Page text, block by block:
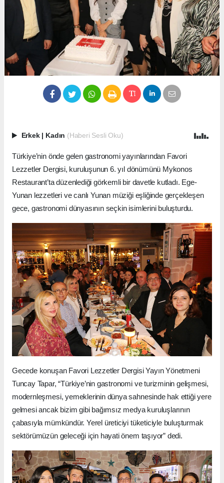
Erkek Kadın (Haberi Sesli Oku)
Türkiye’nin önde gelen gastronomi yayınlarından Favori
Lezzetler Dergisi, kuruluşunun 6. yıl dönümünü Mykonos
Restaurant’ta düzenlediği görkemli bir davetle kutladı. Ege-
Yunan lezzetleri ve canlı Yunan müziği eşliğinde gerçekleşen
gece, gastronomi dünyasının seçkin isimlerini buluşturdu.
Gecede konuşan Favori Lezzetler Dergisi Yayın Yönetmeni
Tuncay Tapar, “Türkiye’nin gastronomi ve turizminin gelişmesi,
modernleşmesi, yemeklerinin dünya sahnesinde hak ettiği yere
gelmesi ancak bizim gibi bağımsız medya kuruluşlarının
çabasıyla mümkündür. Yerel üreticiyi tüketiciyle buluşturmak
sektörümüzün geleceği için hayati önem taşıyor” dedi.